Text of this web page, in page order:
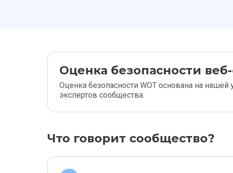
Оценка безопасности
Оценка безопасности WOT основана на нашей
экспертов сообщества.
Что говорит сообщество?